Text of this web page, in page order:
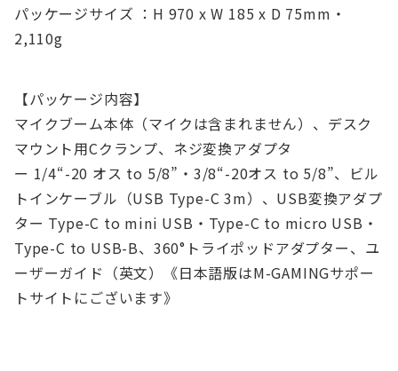
パッケージサイズ ：H 970 x W 185 x D 75mm・
2,110g
【パッケージ内容】
マイクブーム本体（マイクは含まれません）、デスク
マウント用Cクランプ、ネジ変換アダプタ
ー 1/4“-20 オス to 5/8”・3/8“-20オス to 5/8”、ビル
トインケーブル（USB Type-C 3m）、USB変換アダプ
ター Type-C to mini USB・Type-C to micro USB・
Type-C to USB-B、360°トライポッドアダプター、ユ
ーザーガイド（英文）《日本語版はM-GAMINGサポー
トサイトにございます》